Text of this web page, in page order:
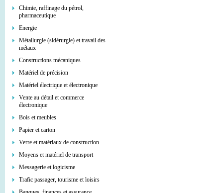
Chimie, raffinage du pétrol,
pharmaceutique
Energie
Métallurgie (sidérurgie) et travail des
métaux
Constructions mécaniques
Matériel de précision
Matériel électrique et électronique
Vente au détail et commerce
électronique
Bois et meubles
Papier et carton
Verre et matériaux de construction
Moyens et matériel de transport
Messagerie et logicisme
Trafic passager, tourisme et loisirs